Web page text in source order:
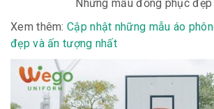
Những mẫu đồng phục đẹp
Xem thêm:Cập nhật những mẫu áo
đẹp và ấn tượng nhất